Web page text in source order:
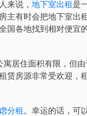
来说， 地下室出租是
主有时会把地下室出
国各地找到相对便宜
寓居住面积有限，但
赁房源非常受欢迎，
分租。幸运的话，可